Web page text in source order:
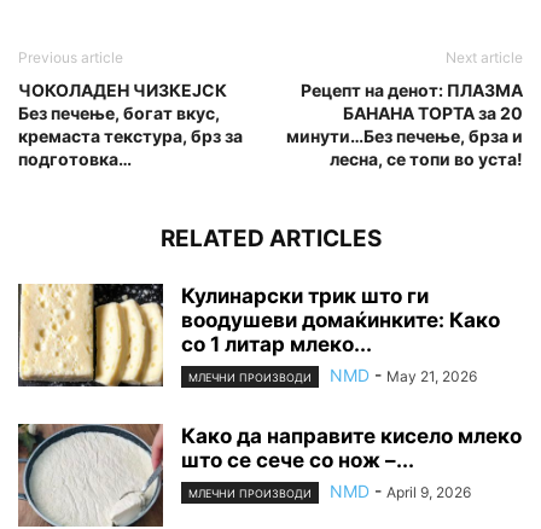
Previous article
ЧОКОЛАДЕН ЧИЗКЕЈСК
Без печење, богат вкус,
кремаста текстура, брз за
подготовка…
Next article
Рецепт на денот: ПЛАЗМА
БАНАНА ТОРТА за 20
минути…Без печење, брза и
лесна, се топи во уста!
RELATED ARTICLES
Кулинарски трик што ги
воодушеви домаќинките: Како
со 1 литар млеко...
МЛЕЧНИ ПРОИЗВОДИ NMD - May 21, 2026
Како да направите кисело млеко
што се сече со нож –...
МЛЕЧНИ ПРОИЗВОДИ NMD - April 9, 2026